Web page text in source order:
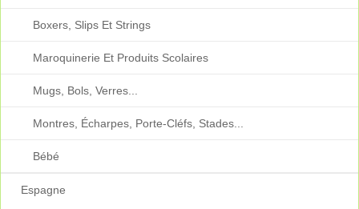
Boxers, Slips Et Strings
Maroquinerie Et Produits Scolaires
Mugs, Bols, Verres...
Montres, Écharpes, Porte-Cléfs, Stades...
Bébé
Espagne